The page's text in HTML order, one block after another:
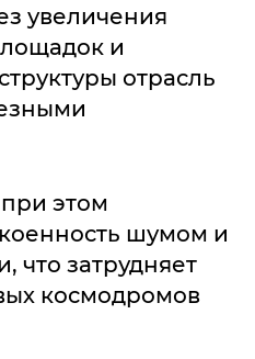
увеличения
и
отрасль
при этом
шумом и
что затрудняет
космодромов